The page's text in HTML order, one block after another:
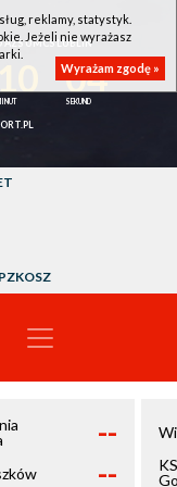
AZS UMCS LUBLIN
04
--
--
reklamy, statystyk.
Jeżeli nie wyrażasz
Wyrażam zgodę »